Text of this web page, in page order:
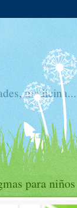
medicina...
para niños